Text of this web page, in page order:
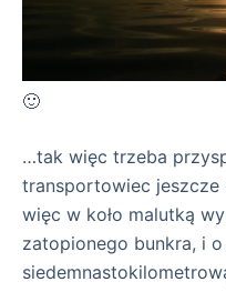
🙂
…tak więc trzeba
transportowiec jeszcze
więc w koło malutką
zatopionego bunkra, i